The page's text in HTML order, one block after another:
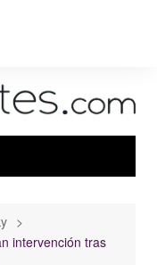
intervención tras